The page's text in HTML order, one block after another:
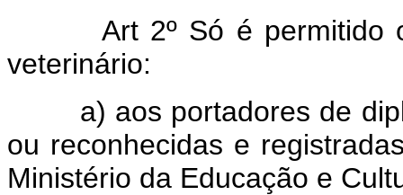
Art 2º Só é permitido o
veterinário:
a) aos portadores de
ou reconhecidas e
Ministério da Educação e